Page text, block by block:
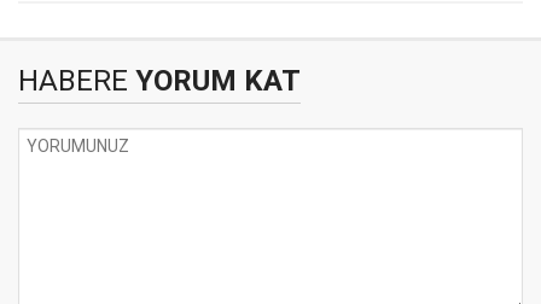
HABERE YORUM KAT